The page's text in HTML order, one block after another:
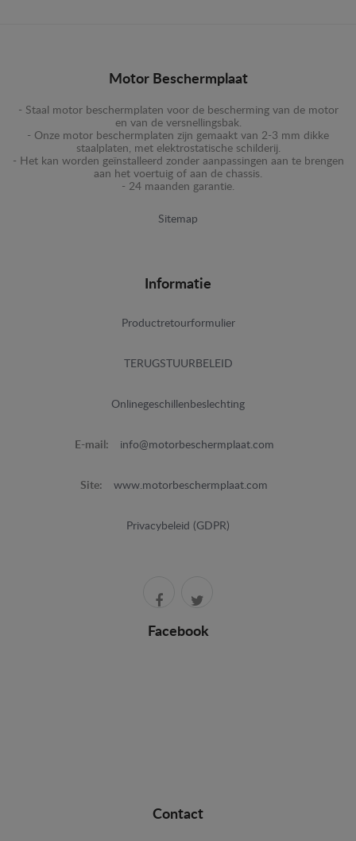
Motor Beschermplaat
- Staal motor beschermplaten voor de bescherming van de motor
en van de versnellingsbak.
- Onze motor beschermplaten zijn gemaakt van 2-3 mm dikke
staalplaten, met elektrostatische schilderij.
- Het kan worden geïnstalleerd zonder aanpassingen aan te brengen
aan het voertuig of aan de chassis.
- 24 maanden garantie.
Sitemap
Informatie
Productretourformulier
TERUGSTUURBELEID
Onlinegeschillenbeslechting
E-mail: info@motorbeschermplaat.com
Site: www.motorbeschermplaat.com
Privacybeleid (GDPR)
Facebook
Contact